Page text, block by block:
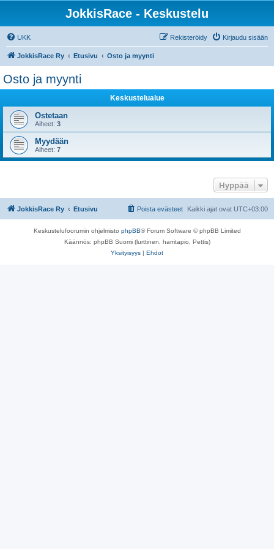
JokkisRace - Keskustelu
UKK Kirjaudu sisään
Rekisteröidy
JokkisRace Ry Etusivu Osto ja myynti
Osto ja myynti
Keskustelualue
Ostetaan
Aiheet: 3
Myydään
Aiheet: 7
Hyppää
JokkisRace Ry Etusivu Kaikki ajat ovat UTC+03:00
Poista evästeet
Keskustelufoorumin ohjelmisto phpBB® Forum Software © phpBB Limited
Käännös: phpBB Suomi (lurttinen, harritapio, Pettis)
Yksityisyys | Ehdot